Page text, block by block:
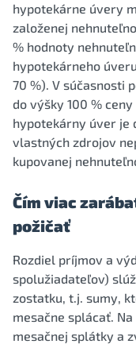
hypotekárne úvery
založenej
% hodnoty
hypotekárneho
70 %). V súčasnosti
do výšky 100 %
hypotekárny úver je
vlastných zdrojov
kupovanej
Čím viac
požičať
Rozdiel príjmov a
spolužiadateľov)
zostatku, t.j. sumy,
mesačne splácať.
mesačnej splátky a